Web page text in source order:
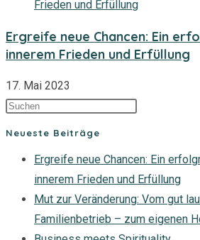
Ergreife neue Chancen: Ein
innerem Frieden und Erfüllung
17. Mai 2023
Neueste Beiträge
Ergreife neue Chancen: Ein
innerem Frieden und Erfüllung
Mut zur Veränderung: Vom gut
Familienbetrieb – zum eigenen